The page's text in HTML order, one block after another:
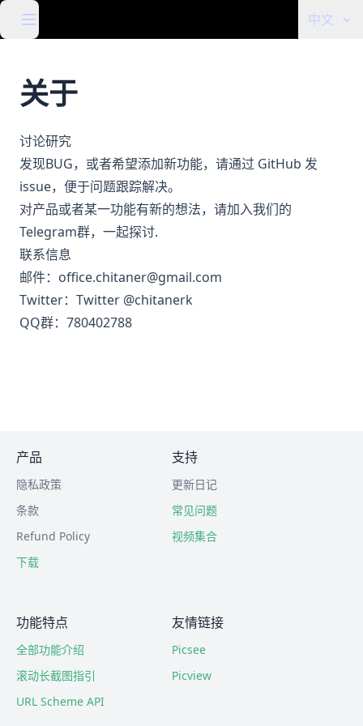
中文
关于
讨论研究
发现BUG，或者希望添加新功能，请通过 GitHub 发
issue，便于问题跟踪解决。
对产品或者某一功能有新的想法，请加入我们的
Telegram群，一起探讨.
联系信息
邮件： office.chitaner@gmail.com
Twitter： Twitter @chitanerk
QQ群：780402788
产品
隐私政策
条款
Refund Policy
下载
支持
更新日记
常见问题
视频集合
功能特点
全部功能介绍
滚动长截图指引
URL Scheme API
友情链接
Picsee
Picview